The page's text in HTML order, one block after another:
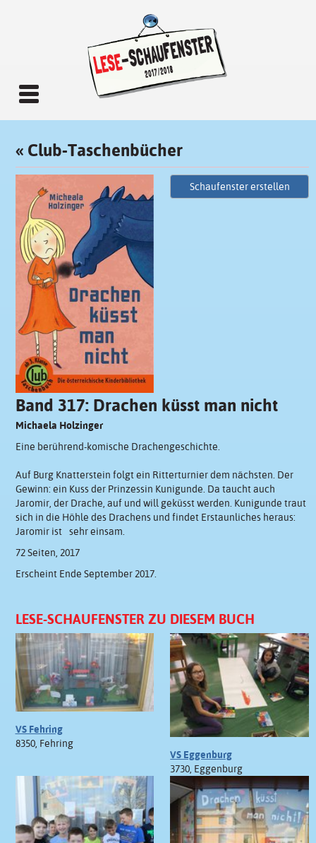
«Club-Taschenbücher
Schaufenster erstellen
Band 317: Drachen küsst man nicht
Michaela Holzinger
Eine berührend-komische Drachengeschichte.
Auf Burg Knatterstein folgt ein Ritterturnier dem nächsten. Der
Gewinn: ein Kuss der Prinzessin Kunigunde. Da taucht auch
Jaromir, der Drache, auf und will geküsst werden. Kunigunde traut
sich in die Höhle des Drachens und findet Erstaunliches heraus:
Jaromir ist sehr einsam.
72 Seiten, 2017
Erscheint Ende September 2017.
LESE-SCHAUFENSTER ZU DIESEM BUCH
VS Fehring
8350, Fehring
VS Eggenburg
3730, Eggenburg